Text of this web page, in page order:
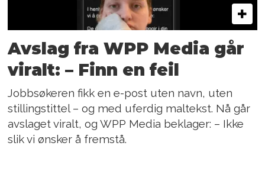
Avslag fra WPP Media går
viralt: – Finn en feil
Jobbsøkeren fikk en e-post uten navn, uten
stillingstittel – og med uferdig maltekst. Nå går
avslaget viralt, og WPP Media beklager: – Ikke
slik vi ønsker å fremstå.